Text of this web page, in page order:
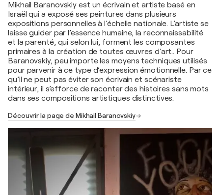
Mikhail Baranovskiy est un écrivain et artiste basé en
Israël qui a exposé ses peintures dans plusieurs
expositions personnelles à l’échelle nationale. L’artiste se
laisse guider par l’essence humaine, la reconnaissabilité
et la parenté, qui selon lui, forment les composantes
primaires à la création de toutes œuvres d’art.. Pour
Baranovskiy, peu importe les moyens techniques utilisés
pour parvenir à ce type d’expression émotionnelle. Par ce
qu’il ne peut pas éviter son écrivain et scénariste
intérieur, il s’efforce de raconter des histoires sans mots
dans ses compositions artistiques distinctives.
Découvrir la page de Mikhail Baranovskiy